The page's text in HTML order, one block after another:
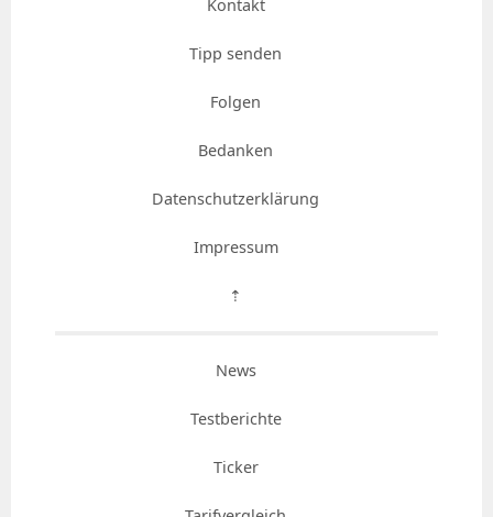
Kontakt
Tipp senden
Folgen
Bedanken
Datenschutzerklärung
Impressum
⇡
News
Testberichte
Ticker